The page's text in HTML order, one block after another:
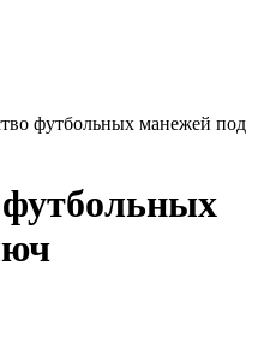
футбольных манежей под